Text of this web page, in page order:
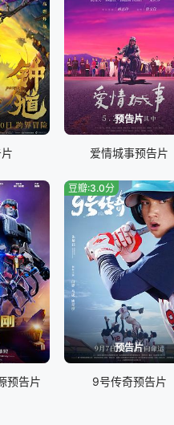
预告片
爱情城事预告片
预告片
预告片
豆瓣:3.0分
9号传奇预告片